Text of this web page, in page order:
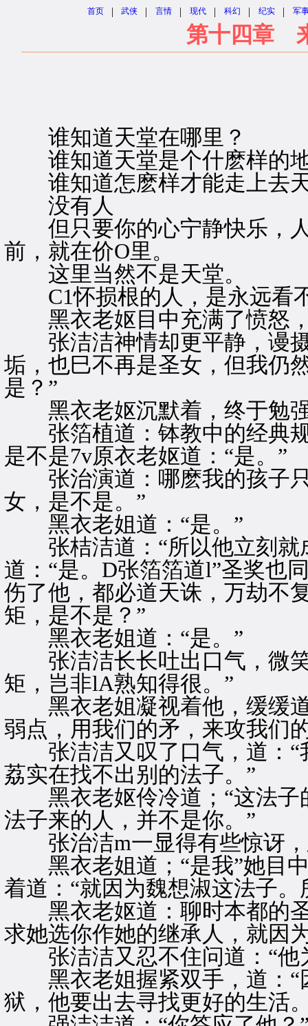
首页 | 武侠 | 言情 | 现代 | 科幻 | 纪实 | 军
第十四章
谁知道天堂在哪里？
谁知道天堂是个什麽样的
谁知道怎麽样才能走上去
没有人
但只要你的心宁静快乐，人
前，就在价O里。
这里当然不是天堂。
C1怀损根的人，是永远看
黑衣老妪目中充满了愤怒，
张洁洁神情却更平静，谩摄
垢，也巳不再是圣女，但我仍
是？”
黑衣老妪沉默着，终于勉
张箔植道：钵教中的经典规
是不是7v原衣老妪道：“是。”
张治演道：哪麽我的孩子
女，是不是。”
黑衣老姐道：“是。”
张桔洁道：“所以他立刻就
道：“是。D张箔箔道l”圣奖也
伤了他，都必道天诛，万劫不
矩，是不是？”
黑衣老姐道：“是。”
张洁洁长长吐出口气，微笑
矩，岂非lA熟知得很。”
黑衣老姐凝视着他，缓缓道
弱点，用我们的矛，来攻我们
张洁洁又叹了口气，道：“
荔实在找不出别的法子。”
黑衣老妪伶冷道；“这法子
法子来的人，并不是你。”
张治洁m一显得有些惊讶，
黑衣老姐道；“是我”她目中
着道：“就因为魏想淑这法子
黑衣老妪道：聊时本都的圣
求她选你作她的继承人，就因
张洁洁又忍不住问道：“他
黑衣老姐握紧双手，道：“
狱，他要出去寻找更好的生活